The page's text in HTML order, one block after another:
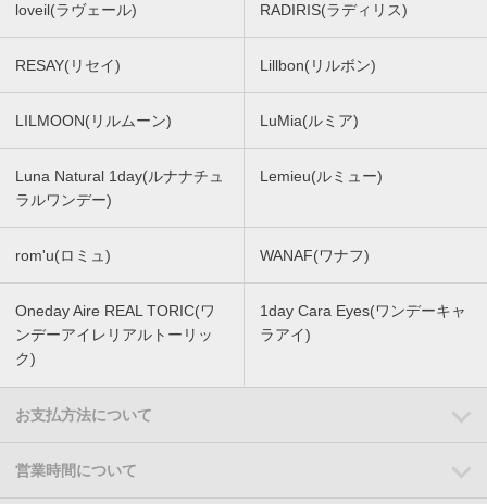
loveil(ラヴェール) RADIRIS(ラディリス)
RESAY(リセイ) Lillbon(リルボン)
LILMOON(リルムーン) LuMia(ルミア)
Luna Natural 1day(ルナナチュ
ラルワンデー)
Lemieu(ルミュー)
rom'u(ロミュ) WANAF(ワナフ)
Oneday Aire REAL TORIC(ワ
ンデーアイレリアルトーリッ
ク)
1day Cara Eyes(ワンデーキャ
ラアイ)
お支払方法について
営業時間について